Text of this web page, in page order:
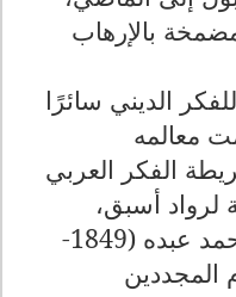
بالإرهاب
الديني سائرًا
معالمه
الفكر العربي
لرواد أسبق،
يتقدمهم بجدارة الشيخ محمد عبده (1849-
المجددين